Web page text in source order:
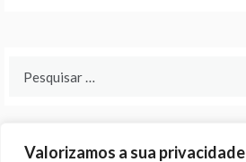
Valorizamos a sua privacidade